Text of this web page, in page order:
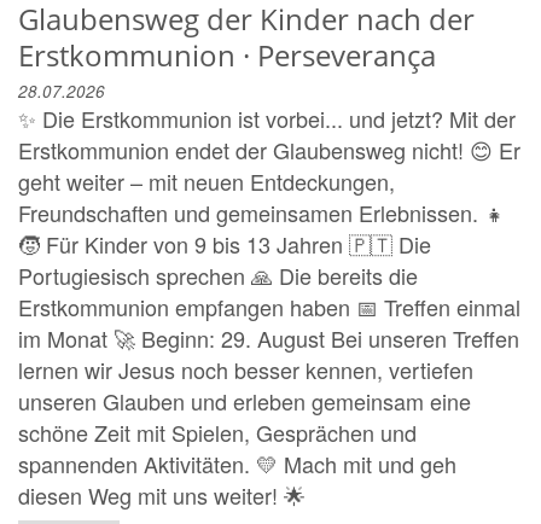
Glaubensweg der Kinder nach der
Erstkommunion · Perseverança
28.07.2026
✨ Die Erstkommunion ist vorbei... und jetzt? Mit der
Erstkommunion endet der Glaubensweg nicht! 😊 Er
geht weiter – mit neuen Entdeckungen,
Freundschaften und gemeinsamen Erlebnissen. 👧
🧒 Für Kinder von 9 bis 13 Jahren 🇵🇹 Die
Portugiesisch sprechen 🙏 Die bereits die
Erstkommunion empfangen haben 📅 Treffen einmal
im Monat 🚀 Beginn: 29. August Bei unseren Treffen
lernen wir Jesus noch besser kennen, vertiefen
unseren Glauben und erleben gemeinsam eine
schöne Zeit mit Spielen, Gesprächen und
spannenden Aktivitäten. 💛 Mach mit und geh
diesen Weg mit uns weiter! 🌟